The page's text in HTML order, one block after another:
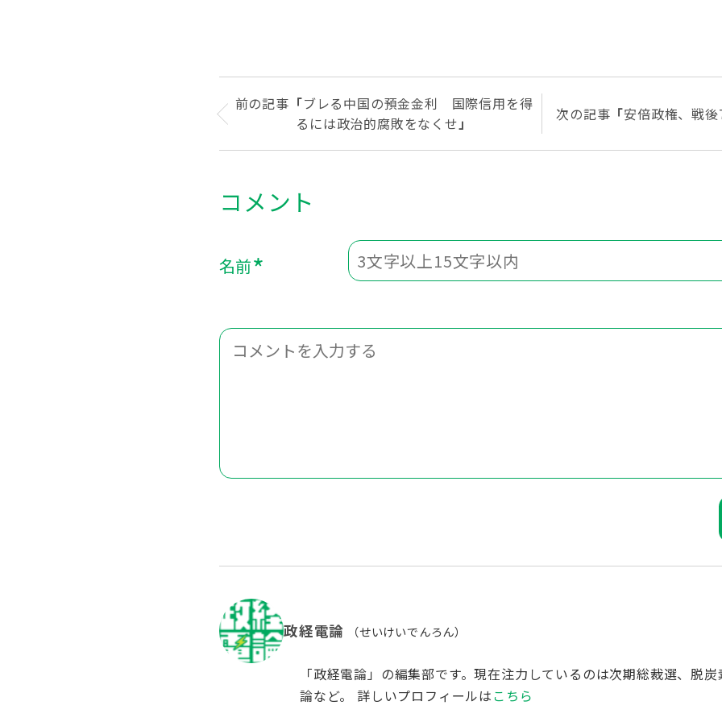
前の記事 「ブレる中国の預金金利 国際信用を得
るには政治的腐敗をなくせ」
次の記事 「安倍政権、戦
名前*
政経電論 （せいけいでんろん）
「政経電論」の編集部です。現在注力しているのは次期総裁選、脱
論など。 詳しいプロフィールはこちら